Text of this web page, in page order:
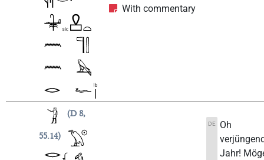
With commentary
D 8,
55.14
DE
Oh
Jahr!